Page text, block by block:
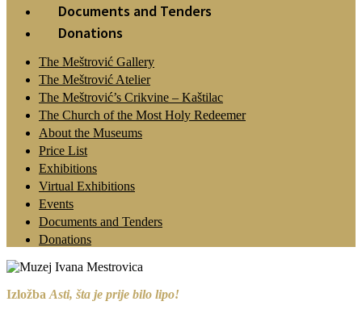
Documents and Tenders
Donations
The Meštrović Gallery
The Meštrović Atelier
The Meštrović’s Crikvine – Kaštilac
The Church of the Most Holy Redeemer
About the Museums
Price List
Exhibitions
Virtual Exhibitions
Events
Documents and Tenders
Donations
Izložba Asti, šta je prije bilo lipo!